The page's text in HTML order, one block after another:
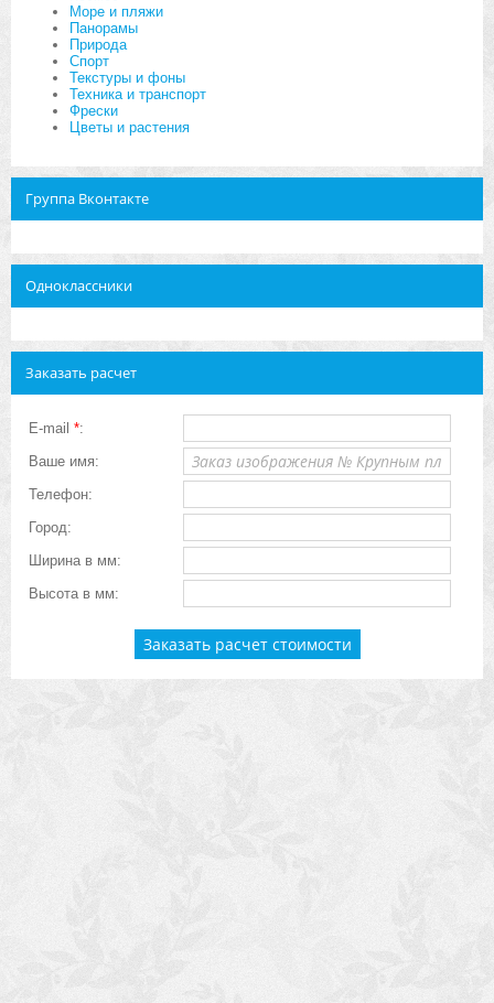
Море и пляжи
Панорамы
Природа
Спорт
Текстуры и фоны
Техника и транспорт
Фрески
Цветы и растения
Группа Вконтакте
Одноклассники
Заказать расчет
E-mail *:
Ваше имя:
Телефон:
Город:
Ширина в мм:
Высота в мм: